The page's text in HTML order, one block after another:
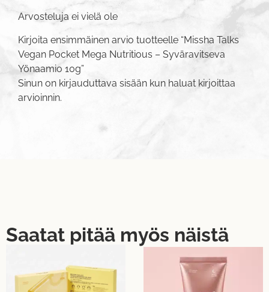
Arvosteluja ei vielä ole
Kirjoita ensimmäinen arvio tuotteelle “Missha Talks
Vegan Pocket Mega Nutritious – Syväravitseva
Yönaamio 10g”
Sinun on kirjauduttava sisään kun haluat kirjoittaa
arvioinnin.
Saatat pitää myös näistä